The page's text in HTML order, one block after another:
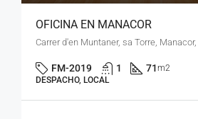
OFICINA EN MANACOR
FM-2019 1 71m2
DESPACHO, LOCAL